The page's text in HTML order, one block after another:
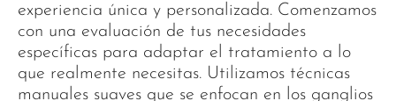
experiencia única y personalizada. Comenzamos
con una evaluación de tus necesidades
específicas para adaptar el tratamiento a lo
que realmente necesitas. Utilizamos técnicas
manuales suaves que se enfocan en los ganglios